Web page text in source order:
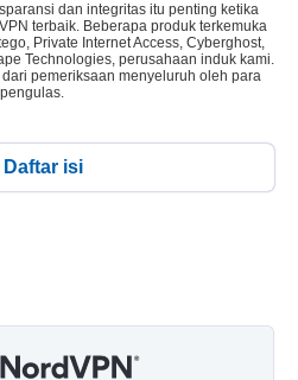
Daftar isi
dan integritas itu penting ketika
terbaik. Beberapa produk terkemuka
Private Internet Access, Cyberghost,
Technologies, perusahaan induk kami.
pemeriksaan menyeluruh oleh para
pengulas.